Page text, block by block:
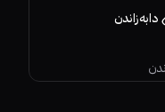
دابەزاندن